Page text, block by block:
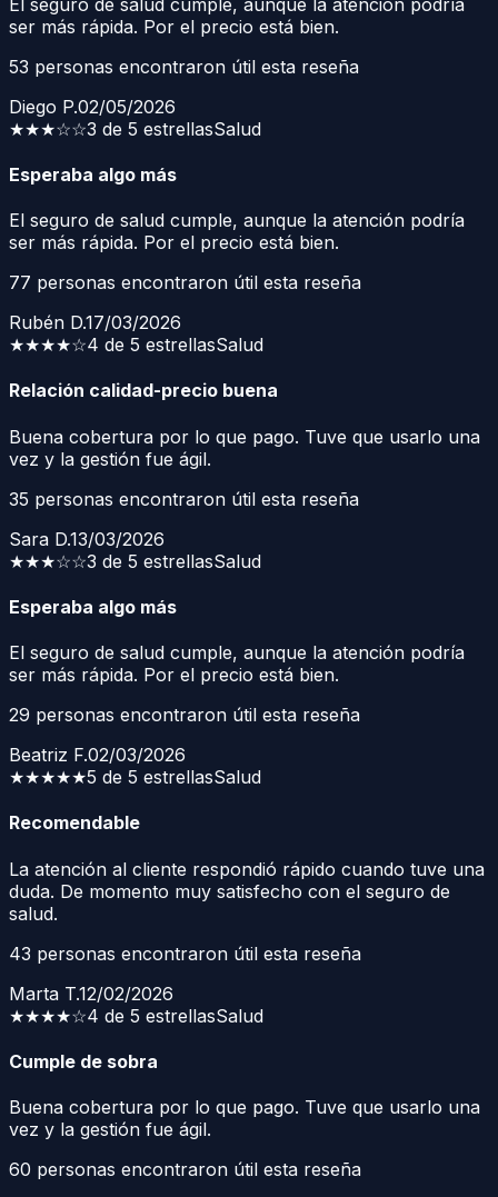
ser más rápida. Por el precio está bien.
53 personas encontraron útil esta reseña
Diego P.02/05/2026
★★★☆☆3 de 5 estrellasSalud
Esperaba algo más
El seguro de salud cumple, aunque la atención podría
ser más rápida. Por el precio está bien.
77 personas encontraron útil esta reseña
Rubén D.17/03/2026
★★★★☆4 de 5 estrellasSalud
Relación calidad-precio buena
Buena cobertura por lo que pago. Tuve que usarlo una
vez y la gestión fue ágil.
35 personas encontraron útil esta reseña
Sara D.13/03/2026
★★★☆☆3 de 5 estrellasSalud
Esperaba algo más
El seguro de salud cumple, aunque la atención podría
ser más rápida. Por el precio está bien.
29 personas encontraron útil esta reseña
Beatriz F.02/03/2026
★★★★★5 de 5 estrellasSalud
Recomendable
La atención al cliente respondió rápido cuando tuve una
duda. De momento muy satisfecho con el seguro de
salud.
43 personas encontraron útil esta reseña
Marta T.12/02/2026
★★★★☆4 de 5 estrellasSalud
Cumple de sobra
Buena cobertura por lo que pago. Tuve que usarlo una
vez y la gestión fue ágil.
60 personas encontraron útil esta reseña